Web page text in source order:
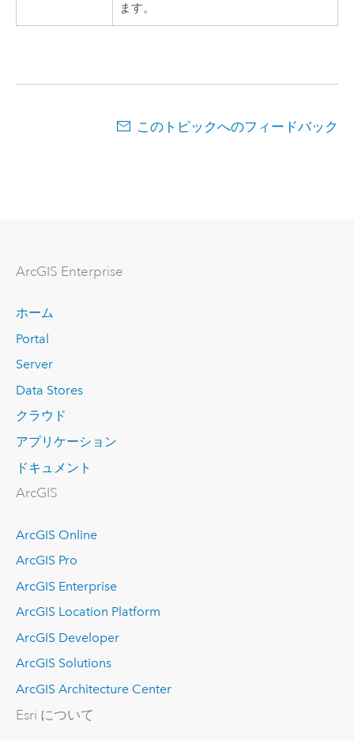
ます。
このトピックへのフィードバック
ArcGIS Enterprise
ホーム
Portal
Server
Data Stores
クラウド
アプリケーション
ドキュメント
ArcGIS
ArcGIS Online
ArcGIS Pro
ArcGIS Enterprise
ArcGIS Location Platform
ArcGIS Developer
ArcGIS Solutions
ArcGIS Architecture Center
Esri について